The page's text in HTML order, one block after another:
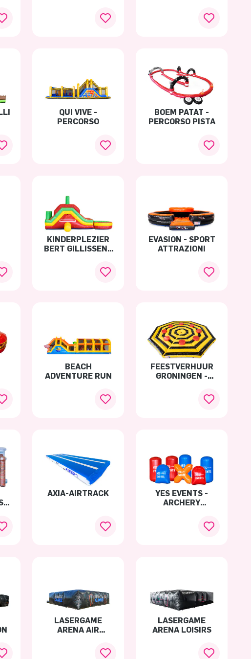
QUI VIVE -
PERCORSO
BOEM PATAT -
PERCORSO PISTA
KINDERPLEZIER
BERT GILLISSEN -
EVASION - SPORT
ATTRAZIONI
BEACH
ADVENTURE RUN
FEESTVERHUUR
GRONINGEN -
AXIA-AIRTRACK
YES EVENTS -
ARCHERY
LASERGAME
ARENA AIR
LASERGAME
ARENA LOISIRS